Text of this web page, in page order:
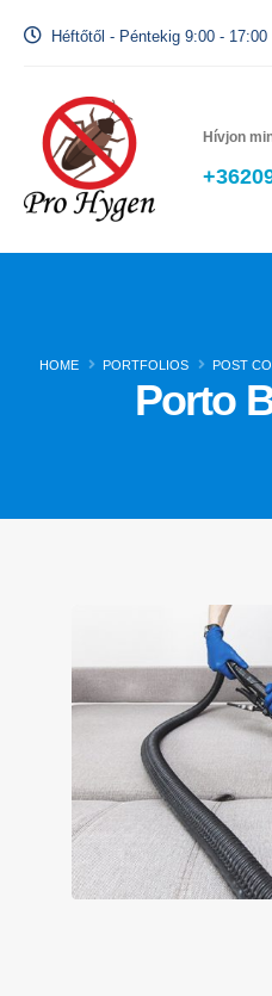
Héftőtől - Péntekig 9:00 - 17:00
Hívjon
HOME PORTFOLIOS POST
Porto